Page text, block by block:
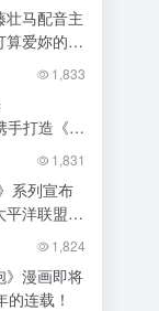
壮马配音主
算爱妳的下
为何竟然
动画化！
1,833
手打造《福
特报影1,831
系列宣布
平洋联盟6
合作！1,824
》漫画即将
的连载！